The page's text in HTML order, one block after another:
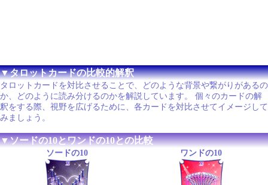
▼タロットカードの比較的解釈
タロットカードを対比させることで、どのような背景や繋がりがあるの
か、どのように読み分けるのかを解説しています。 個々のカードの解
釈をする際、視野を広げるために、各カードを対比させてイメージして
みましょう。
▼ソードの10とワンドの10との比較
ソードの10 ワンドの10